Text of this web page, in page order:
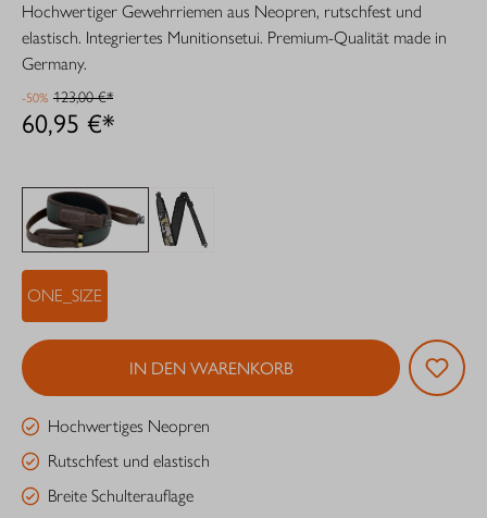
Hochwertiger Gewehrriemen aus Neopren, rutschfest und
elastisch. Integriertes Munitionsetui. Premium-Qualität made in
Germany.
60,95 €*
-50% 123,00 €*
ONE_SIZE
IN DEN WARENKORB
Hochwertiges Neopren
Rutschfest und elastisch
Breite Schulterauflage